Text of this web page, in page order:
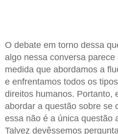
O debate em torno dessa
algo nessa conversa
medida que abordamos a
e enfrentamos todos os
direitos humanos. Portanto,
abordar a questão sobre se
essa não é a única questão
Talvez devêssemos